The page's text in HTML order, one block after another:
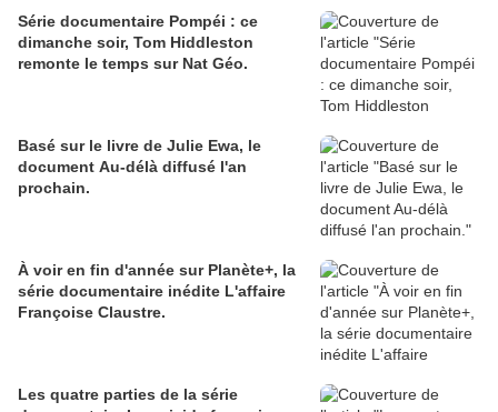
Série documentaire Pompéi : ce
dimanche soir, Tom Hiddleston
remonte le temps sur Nat Géo.
Basé sur le livre de Julie Ewa, le
document Au-délà diffusé l'an
prochain.
À voir en fin d'année sur Planète+, la
série documentaire inédite L'affaire
Françoise Claustre.
Les quatre parties de la série